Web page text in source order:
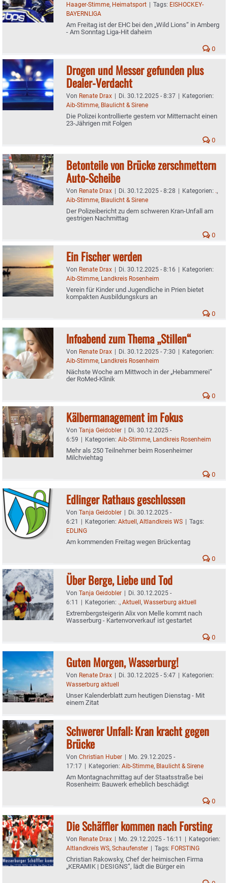
Haager-Stimme, Heimatsport | Tags: EISHOCKEY-
BAYERNLIGA
Am Freitag ist der EHC bei den „Wild Lions“ in Amberg
- Am Sonntag Liga-Hit daheim
0
Drogen und Messer gefunden plus
Dealer-Verdacht
Von Renate Drax | Di. 30.12.2025 - 8:37 | Kategorien:
Aib-Stimme, Blaulicht & Sirene
Die Polizei kontrollierte gestern vor Mitternacht einen
23-Jährigen mit Folgen
0
Betonteile von Brücke zerschmettern
Auto-Scheibe
Von Renate Drax | Di. 30.12.2025 - 8:28 | Kategorien: .,
Aib-Stimme, Blaulicht & Sirene
Der Polizeibericht zu dem schweren Kran-Unfall am
gestrigen Nachmittag
0
Ein Fischer werden
Von Renate Drax | Di. 30.12.2025 - 8:16 | Kategorien:
Aib-Stimme, Landkreis Rosenheim
Verein für Kinder und Jugendliche in Prien bietet
kompakten Ausbildungskurs an
0
Infoabend zum Thema „Stillen“
Von Renate Drax | Di. 30.12.2025 - 7:30 | Kategorien:
Aib-Stimme, Landkreis Rosenheim
Nächste Woche am Mittwoch in der „Hebammerei“
der RoMed-Klinik
0
Kälbermanagement im Fokus
Von Tanja Geidobler | Di. 30.12.2025 -
6:59 | Kategorien: Aib-Stimme, Landkreis Rosenheim
Mehr als 250 Teilnehmer beim Rosenheimer
Milchviehtag
0
Edlinger Rathaus geschlossen
Von Tanja Geidobler | Di. 30.12.2025 -
6:21 | Kategorien: Aktuell, Altlandkreis WS | Tags:
EDLING
Am kommenden Freitag wegen Brückentag
0
Über Berge, Liebe und Tod
Von Tanja Geidobler | Di. 30.12.2025 -
6:11 | Kategorien: ., Aktuell, Wasserburg aktuell
Extrembergsteigerin Alix von Melle kommt nach
Wasserburg - Kartenvorverkauf ist gestartet
0
Guten Morgen, Wasserburg!
Von Renate Drax | Di. 30.12.2025 - 5:47 | Kategorien:
Wasserburg aktuell
Unser Kalenderblatt zum heutigen Dienstag - Mit
einem Zitat
Schwerer Unfall: Kran kracht gegen
Brücke
Von Christian Huber | Mo. 29.12.2025 -
17:17 | Kategorien: Aib-Stimme, Blaulicht & Sirene
Am Montagnachmittag auf der Staatsstraße bei
Rosenheim: Bauwerk erheblich beschädigt
0
Die Schäffler kommen nach Forsting
Von Renate Drax | Mo. 29.12.2025 - 16:11 | Kategorien:
Altlandkreis WS, Schaufenster | Tags: FORSTING
Christian Rakowsky, Chef der heimischen Firma
„KERAMIK | DESIGNS“, lädt die Bürger ein